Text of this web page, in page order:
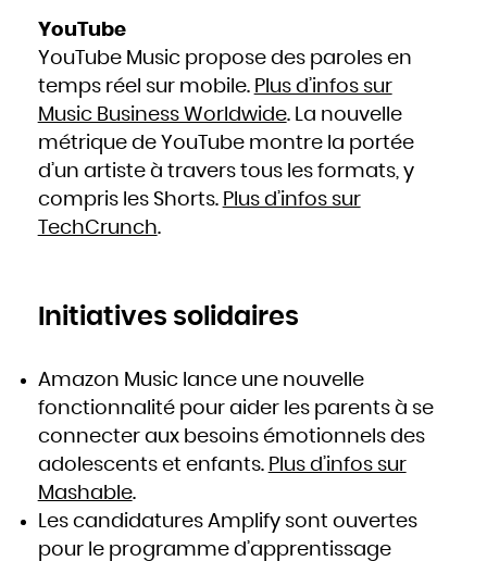
YouTube
YouTube Music propose des paroles en
temps réel sur mobile. Plus d’infos sur
Music Business Worldwide. La nouvelle
métrique de YouTube montre la portée
d’un artiste à travers tous les formats, y
compris les Shorts. Plus d’infos sur
TechCrunch.
Initiatives solidaires
Amazon Music lance une nouvelle
fonctionnalité pour aider les parents à se
connecter aux besoins émotionnels des
adolescents et enfants. Plus d’infos sur
Mashable.
Les candidatures Amplify sont ouvertes
pour le programme d’apprentissage